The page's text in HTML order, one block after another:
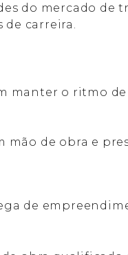
do mercado de
de carreira.
manter o ritmo
mão de obra e
de